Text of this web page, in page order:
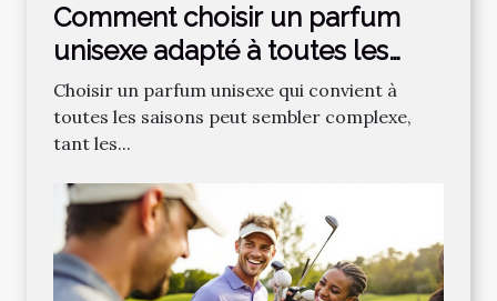
Comment choisir un parfum
unisexe adapté à toutes les
saisons ?
Choisir un parfum unisexe qui convient à
toutes les saisons peut sembler complexe,
tant les...